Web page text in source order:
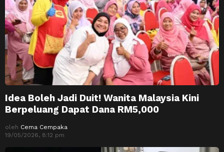
Idea Boleh Jadi Duit! Wanita Malaysia Kini
Berpeluang Dapat Dana RM5,000
oleh Cema Cempaka
19/05/2026, 8:12 pm